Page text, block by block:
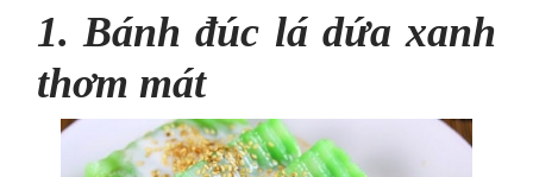
1. Bánh đúc lá dứa xanh
thơm mát